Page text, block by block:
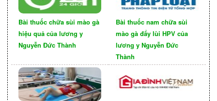
- Triệu chứng: Xuất hiện các vị trí mọc sùi mào gà
như những mụn nhỏ, có thể đơn lẻ hoặc tạo
thành cụm, thường màu trắng, hồng hoặc xám.
Bài thuốc chữa sùi mào gà
hiệu quả của lương y
Nguyễn Đức Thành
Bài thuốc nam chữa sùi
mào gà đẩy lùi HPV của
lương y Nguyễn Đức
Thành